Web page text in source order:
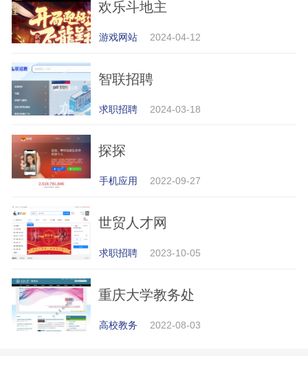
欢乐斗地主
游戏网站 2024-04-12
智联招聘
求职招聘 2024-03-18
探探
手机应用 2022-09-27
世贸人才网
求职招聘 2023-10-05
重庆大学教务处
高校教务 2022-08-03